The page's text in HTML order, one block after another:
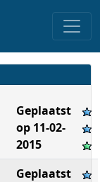
Geplaatst
op 11-02-
2015
Geplaatst